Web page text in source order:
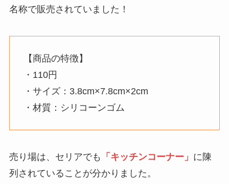
名称で販売されていました！
【商品の特徴】
・110円
・サイズ：3.8cm×7.8cm×2cm
・材質：シリコーンゴム
売り場は、セリアでも 「キッチンコーナー」 に陳
列されていることが分かりました。